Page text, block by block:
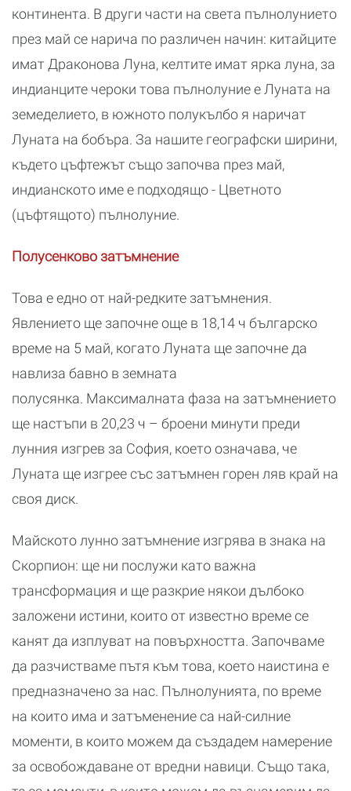
континента. В други части на света пълнолунието
през май се нарича по различен начин: китайците
имат Драконова Луна, келтите имат ярка луна, за
индианците чероки това пълнолуние е Луната на
земеделието, в южното полукълбо я наричат
Луната на бобъра. За нашите географски ширини,
където цъфтежът също започва през май,
индианското име е подходящо - Цветното
(цъфтящото) пълнолуние.
Полусенково затъмнение
Това е едно от най-редките затъмнения.
Явлението ще започне още в 18,14 ч българско
време на 5 май, когато Луната ще започне да
навлиза бавно в земната
полусянка. Максималната фаза на затъмнението
ще настъпи в 20,23 ч – броени минути преди
лунния изгрев за София, което означава, че
Луната ще изгрее със затъмнен горен ляв край на
своя диск.
Майското лунно затъмнение изгрява в знака на
Скорпион: ще ни послужи като важна
трансформация и ще разкрие някои дълбоко
заложени истини, които от известно време се
канят да изплуват на повърхността. Започваме
да разчистваме пътя към това, което наистина е
предназначено за нас. Пълнолунията, по време
на които има и затъменение са най-силние
моменти, в които можем да създадем намерение
за освобождаване от вредни навици. Също така,